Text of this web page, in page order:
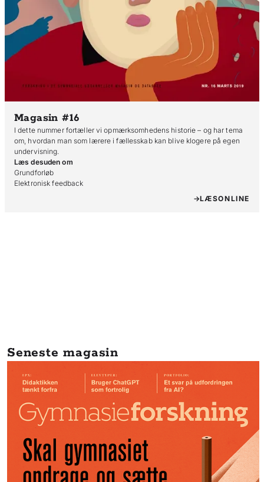
Magasin #16
I dette nummer fortæller vi opmærksomhedens historie – og har tema
om, hvordan man som lærere i fællesskab kan blive klogere på egen
undervisning.
Læs desuden om
Grundforløb
Elektronisk feedback
LÆSONLINE
Seneste magasin